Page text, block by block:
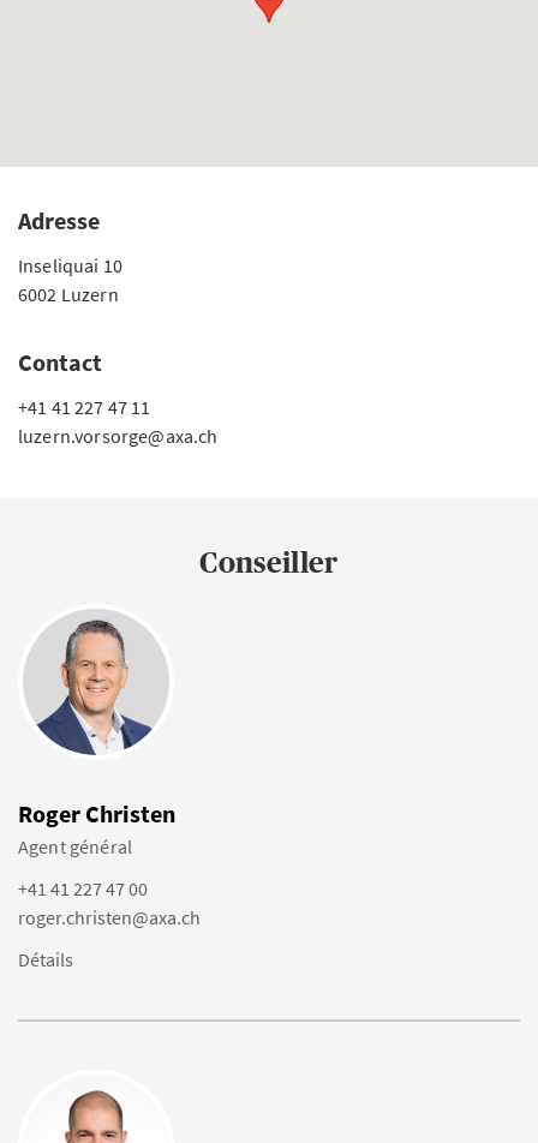
Adresse
Inseliquai 10
6002 Luzern
Contact
+41 41 227 47 11
luzern.vorsorge@axa.ch
Conseiller
Roger Christen
Agent général
+41 41 227 47 00
roger.christen@axa.ch
Détails